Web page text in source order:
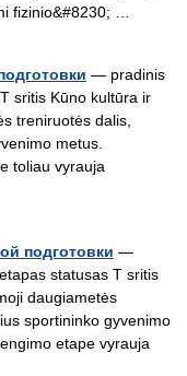
fizinio&#8230; …
— pradinis
sritis Kūno kultūra ir
treniruotės dalis,
metus.
toliau vyrauja
подготовки —
statusas T sritis
daugiametės
sportininko gyvenimo
etape vyrauja